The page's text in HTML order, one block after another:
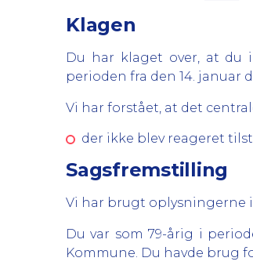
Klagen
Du har klaget over, at du
perioden fra den 14. januar
Vi har forstået, at det
der ikke blev reageret
Sagsfremstilling
Vi har brugt oplysningerne
Du var som 79-årig i
Kommune. Du havde brug